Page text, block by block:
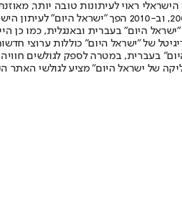
ראוי לעיתונות טובה יותר,
תשלום. המהדורה המודפסת הראשונה פורסמה
של "ישראל היום" כוללות ערוצי
היום" בעברית, במטרה לספק
של ישראל היום" מציע לגולשי